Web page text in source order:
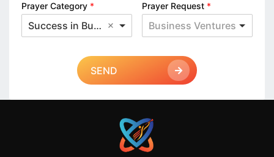
Prayer Category *
Success in Business
Prayer Request *
Business Ventures
SEND